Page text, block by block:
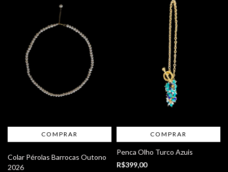
Colar Pérolas Barrocas Outono
2026
COMPRAR
Penca Olho Turco Azuis
R$399,00